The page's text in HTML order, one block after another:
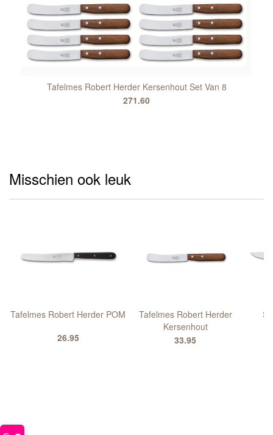
Tafelmes Robert Herder Kersenhout Set Van 8
271.60
Misschien ook leuk
Tafelmes Robert Herder POM
26.95
Tafelmes Robert Herder
Kersenhout
33.95